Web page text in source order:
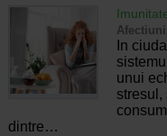
In
unui
stresul,
dintre…